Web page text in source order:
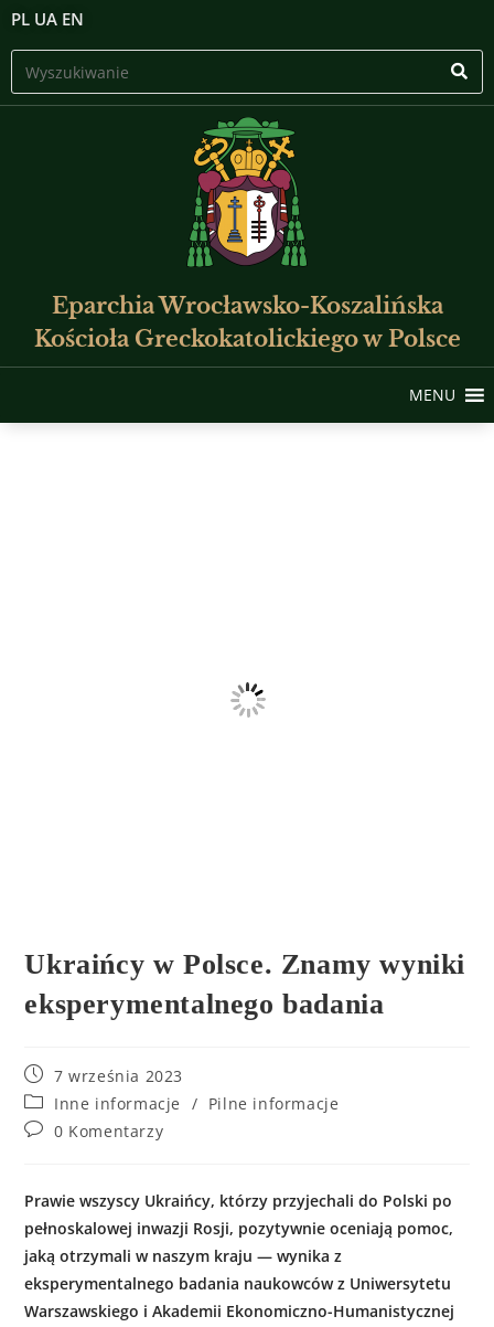
PL UA EN
Eparchia Wrocławsko-Koszalińska
Kościoła Greckokatolickiego w Polsce
MENU
Ukraińcy w Polsce. Znamy wyniki
eksperymentalnego badania
7 września 2023
Inne informacje
/ Pilne informacje
0 Komentarzy
Prawie wszyscy Ukraińcy, którzy przyjechali do Polski po
pełnoskalowej inwazji Rosji, pozytywnie oceniają pomoc,
jaką otrzymali w naszym kraju — wynika z
eksperymentalnego badania naukowców z Uniwersytetu
Warszawskiego i Akademii Ekonomiczno-Humanistycznej